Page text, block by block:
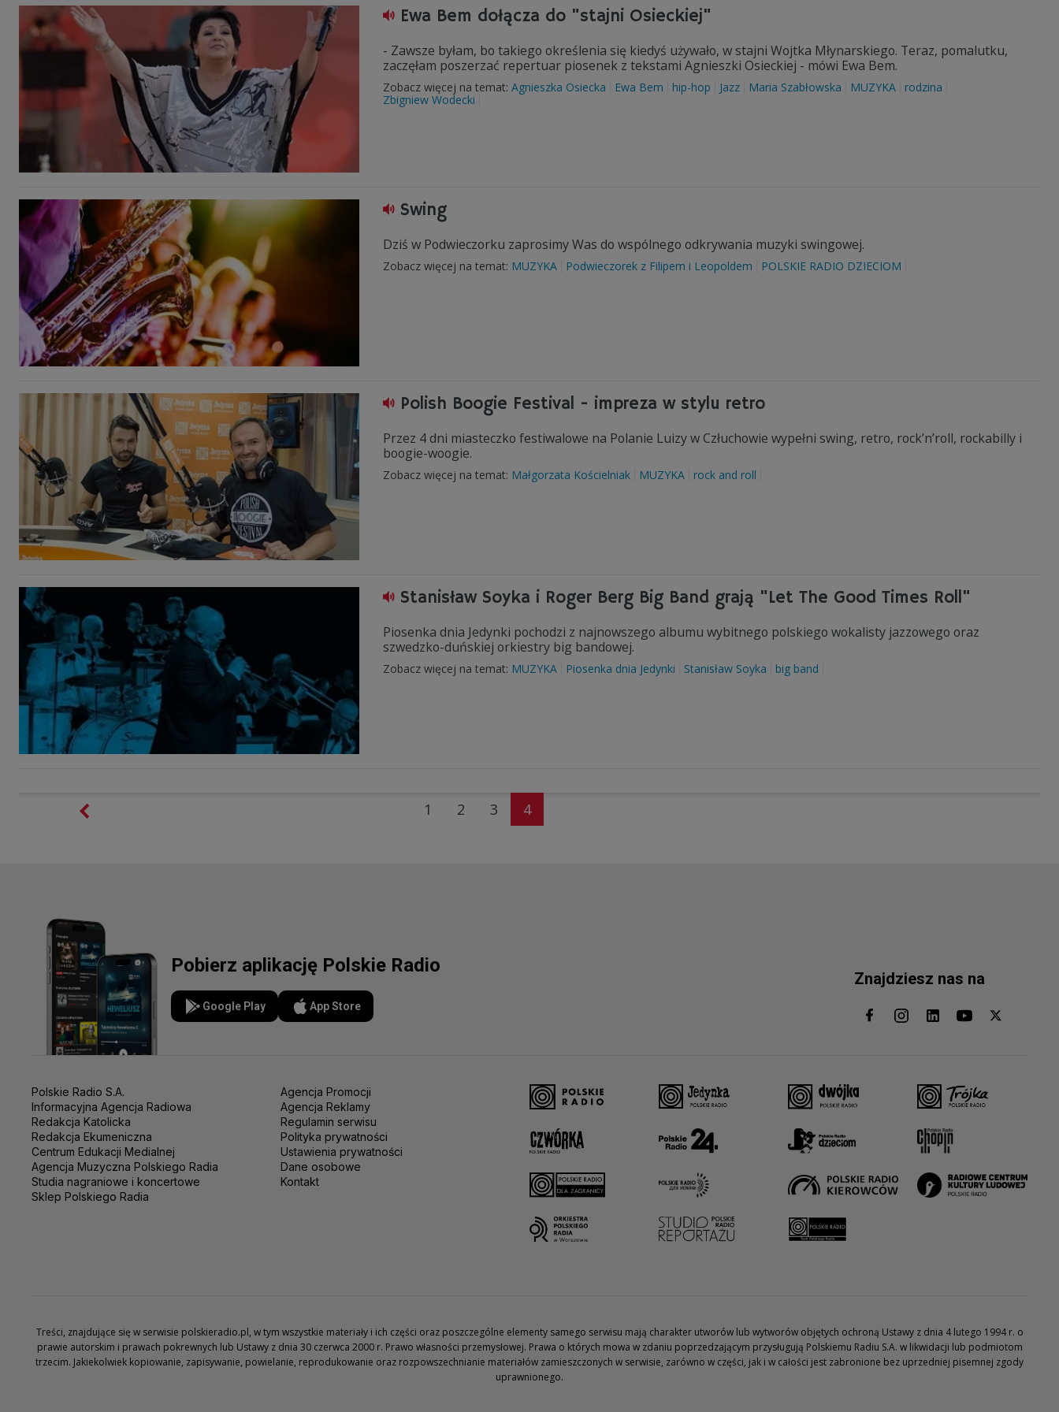
Ewa Bem dołącza do "stajni Osieckiej"
- Zawsze byłam, bo takiego określenia się kiedyś używało, w stajni Wojtka Młynarskiego. Teraz, pomalutku,
zaczęłam poszerzać repertuar piosenek z tekstami Agnieszki Osieckiej - mówi Ewa Bem.
Zobacz więcej na temat: Agnieszka Osiecka Ewa Bem hip-hop Jazz Maria Szabłowska MUZYKA
rodzina
Zbigniew Wodecki
Swing
Dziś w Podwieczorku zaprosimy Was do wspólnego odkrywania muzyki swingowej.
Zobacz więcej na temat: MUZYKA Podwieczorek z Filipem i Leopoldem POLSKIE RADIO DZIECIOM
Polish Boogie Festival - impreza w stylu retro
Przez 4 dni miasteczko festiwalowe na Polanie Luizy w Człuchowie wypełni swing, retro, rock’n’roll, rockabilly i
boogie-woogie.
Zobacz więcej na temat: Małgorzata Kościelniak MUZYKA rock and roll
Stanisław Soyka i Roger Berg Big Band grają "Let The Good Times Roll"
Piosenka dnia Jedynki pochodzi z najnowszego albumu wybitnego polskiego wokalisty jazzowego oraz
szwedzko-duńskiej orkiestry big bandowej.
Zobacz więcej na temat: MUZYKA Piosenka dnia Jedynki Stanisław Soyka big band
1 2 3 4
Pobierz aplikację Polskie Radio
Google Play App Store
Znajdziesz nas na
Polskie Radio S.A.
Informacyjna Agencja Radiowa
Redakcja Katolicka
Redakcja Ekumeniczna
Centrum Edukacji Medialnej
Agencja Muzyczna Polskiego Radia
Studia nagraniowe i koncertowe
Sklep Polskiego Radia
Agencja Promocji
Agencja Reklamy
Regulamin serwisu
Polityka prywatności
Ustawienia prywatności
Dane osobowe
Kontakt
Treści, znajdujące się w serwisie polskieradio.pl, w tym wszystkie materiały i ich części oraz poszczególne elementy samego serwisu mają charakter utworów lub wytworów objętych ochroną Ustawy z dnia 4 lutego 1994 r. o
prawie autorskim i prawach pokrewnych lub Ustawy z dnia 30 czerwca 2000 r. Prawo własności przemysłowej. Prawa o których mowa w zdaniu poprzedzającym przysługują Polskiemu Radiu S.A. w likwidacji lub podmiotom
trzecim. Jakiekolwiek kopiowanie, zapisywanie, powielanie, reprodukowanie oraz rozpowszechnianie materiałów zamieszczonych w serwisie, zarówno w części, jak i w całości jest zabronione bez uprzedniej pisemnej zgody
uprawnionego.